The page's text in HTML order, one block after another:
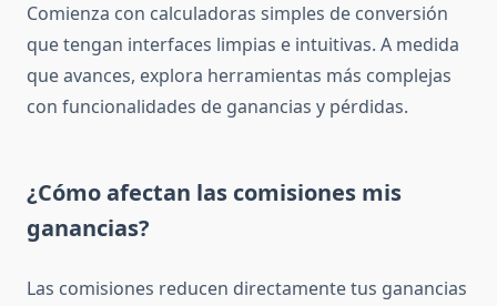
Comienza con calculadoras simples de conversión
que tengan interfaces limpias e intuitivas. A medida
que avances, explora herramientas más complejas
con funcionalidades de ganancias y pérdidas.
¿Cómo afectan las comisiones mis
ganancias?
Las comisiones reducen directamente tus ganancias